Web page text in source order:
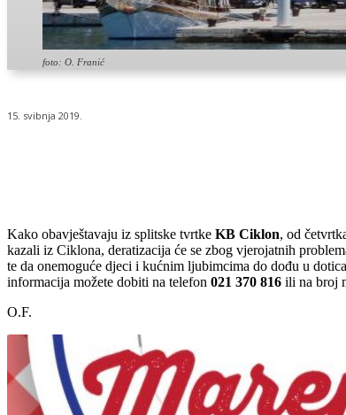
foto: O. Franić
15. svibnja 2019.
Kako obavještavaju iz splitske tvrtke KB Ciklon, od
kazali iz Ciklona, deratizacija će se zbog vjerojatnih
te da onemoguće djeci i kućnim ljubimcima do dođu u
informacija možete dobiti na telefon 021 370 816 ili na broj
O.F.